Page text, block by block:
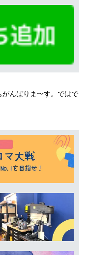
んばりま〜す。ではで